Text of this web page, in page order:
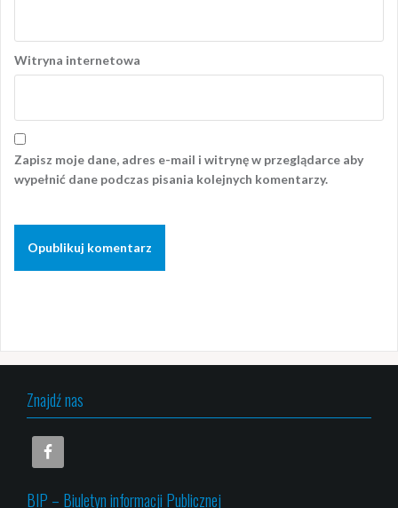
Witryna internetowa
Zapisz moje dane, adres e-mail i witrynę w przeglądarce aby
wypełnić dane podczas pisania kolejnych komentarzy.
Znajdź nas
BIP – Biuletyn informacji Publicznej